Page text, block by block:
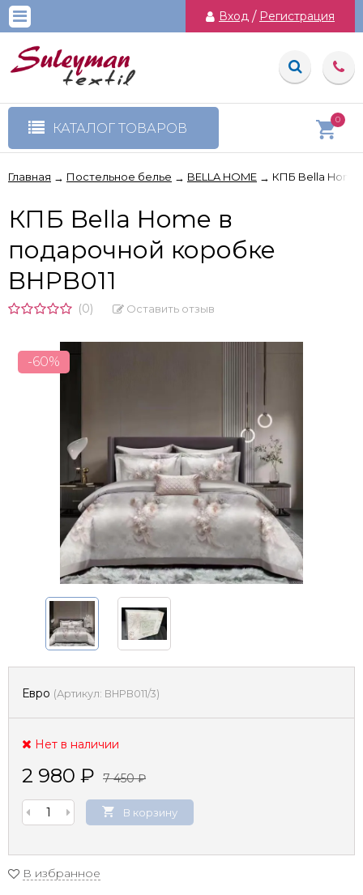
Вход / Регистрация
КАТАЛОГ ТОВАРОВ
0
Главная → Постельное белье → BELLA HOME → КПБ Bella Home
КПБ Bella Home в
подарочной коробке
BHPB011
(0) Оставить отзыв
-60%
Евро (Артикул: BHPB011/3)
Нет в наличии
2 980 ₽ 7 450₽
В корзину
В избранное